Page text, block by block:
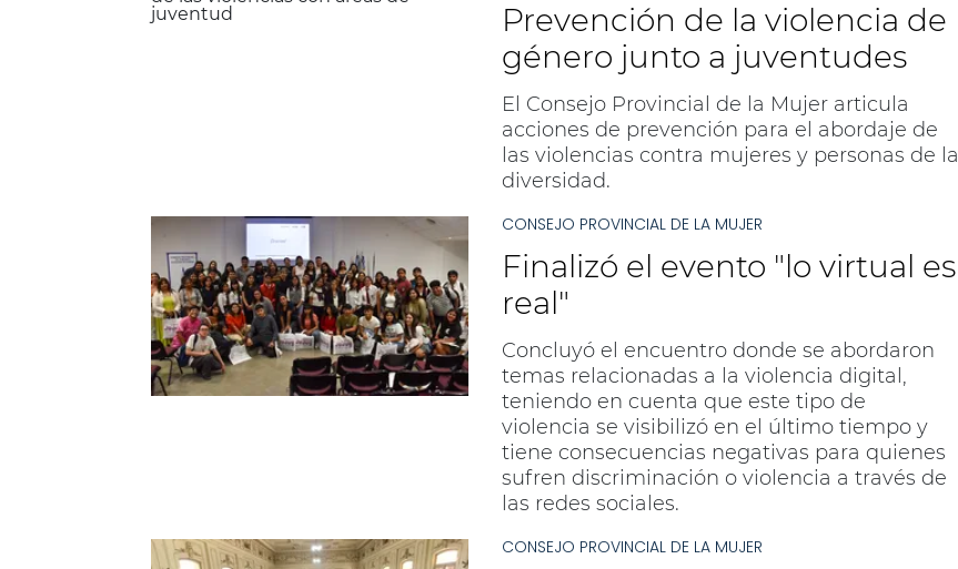
Prevención de la violencia de
género junto a juventudes
El Consejo Provincial de la Mujer articula
acciones de prevención para el abordaje de
las violencias contra mujeres y personas de la
diversidad.
CONSEJO PROVINCIAL DE LA MUJER
Finalizó el evento "lo virtual es
real"
Concluyó el encuentro donde se abordaron
temas relacionadas a la violencia digital,
teniendo en cuenta que este tipo de
violencia se visibilizó en el último tiempo y
tiene consecuencias negativas para quienes
sufren discriminación o violencia a través de
las redes sociales.
CONSEJO PROVINCIAL DE LA MUJER